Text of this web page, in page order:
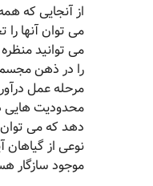
از آنجایی که
می توان آنها را
می توانید منظره
را در ذهن مجسم
مرحله عمل
محدودیت هایی
دهد که می توان
نوعی از گیاهان
موجود سازگار